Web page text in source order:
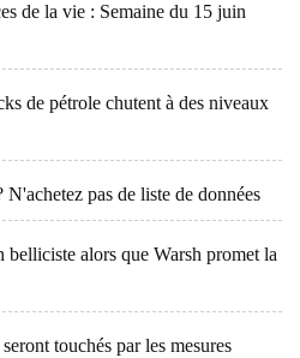
de la vie : Semaine du 15 juin
de pétrole chutent à des niveaux
pas de liste de données
alors que Warsh promet la
touchés par les mesures